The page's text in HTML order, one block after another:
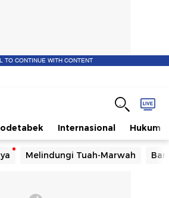
TO CONTINUE WITH CONTENT
Internasional Hukum
Melindungi Tuah-Marwah